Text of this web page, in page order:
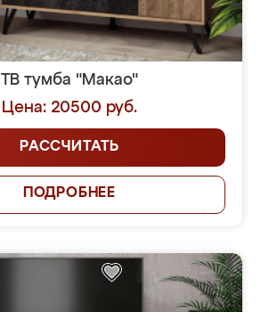
ТВ тумба "Макао"
Цена: 20500 руб.
РАССЧИТАТЬ
ПОДРОБНЕЕ